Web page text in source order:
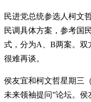
民进党总统参选人柯文
民调具体方案，参考国
式，分为A、B两案。双
很难再谈。
侯友宜和柯文哲星期三
未来领袖提问”论坛。